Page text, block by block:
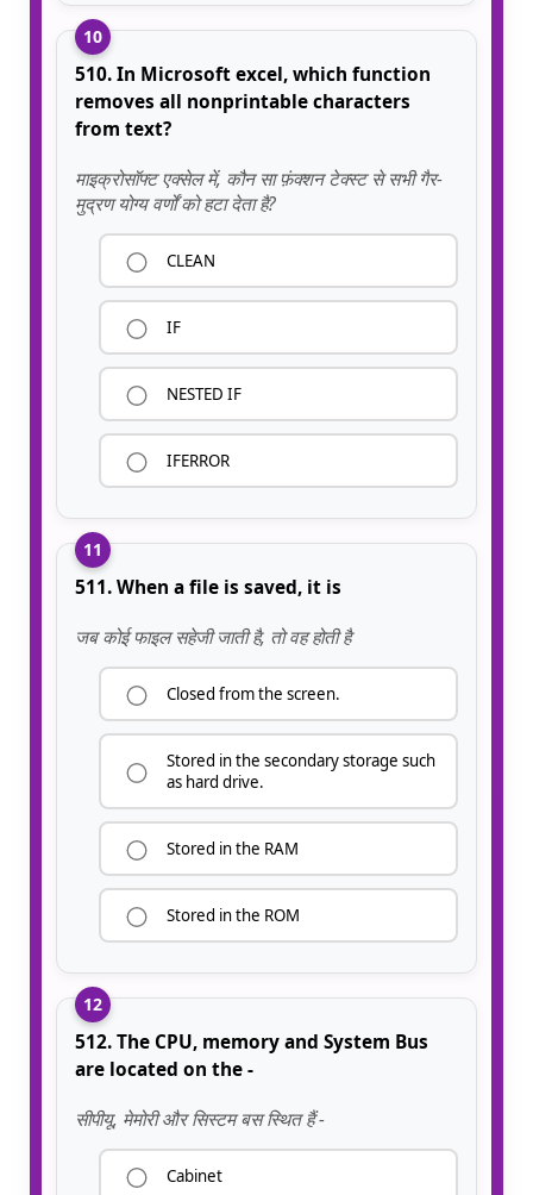
10
510. In Microsoft excel, which function
removes all nonprintable characters
from text?
माइक्रोसॉफ्ट एक्सेल में, कौन सा फ़ंक्शन टेक्स्ट से सभी गैर-
मुद्रण योग्य वर्णों को हटा देता है?
CLEAN
IF
NESTED IF
IFERROR
11
511. When a file is saved, it is
जब कोई फाइल सहेजी जाती है, तो वह होती है
Closed from the screen.
Stored in the secondary storage such
as hard drive.
Stored in the RAM
Stored in the ROM
12
512. The CPU, memory and System Bus
are located on the -
सीपीयू, मेमोरी और सिस्टम बस स्थित हैं -
Cabinet